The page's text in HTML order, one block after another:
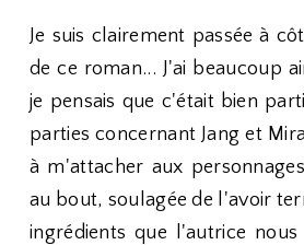
Je suis clairement passée à
de ce roman... J'ai beaucoup
je pensais que c'était bien
parties concernant Jang et
à m'attacher aux
au bout, soulagée de l'avoir
ingrédients que l'autrice